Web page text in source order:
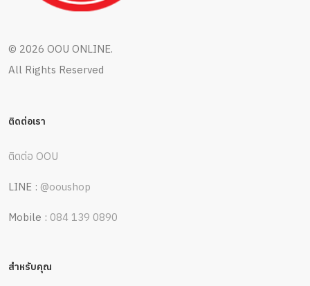
© 2026 OOU ONLINE.
All Rights Reserved
ติดต่อเรา
ติดต่อ OOU
LINE : @ooushop
Mobile : 084 139 0890
สำหรับคุณ